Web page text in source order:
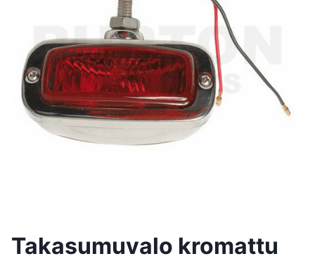
Takasumuvalo kromattu